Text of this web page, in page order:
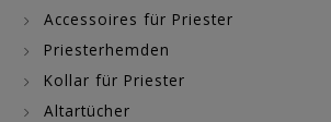
Accessoires für Priester
Priesterhemden
Kollar für Priester
Altartücher